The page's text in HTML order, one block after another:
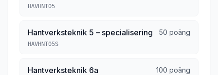
HAVHNT05
Hantverksteknik 5 – specialisering 50 poäng
HAVHNT05S
Hantverksteknik 6a 100 poäng